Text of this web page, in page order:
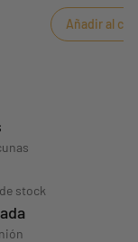
Añadir al
stock